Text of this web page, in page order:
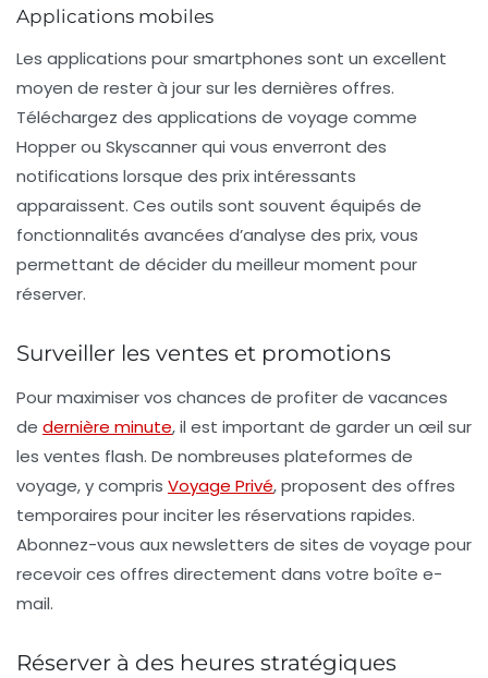
Applications mobiles
Les applications pour smartphones sont un excellent
moyen de rester à jour sur les dernières offres.
Téléchargez des applications de voyage comme
Hopperou Skyscannerqui vous enverront des
notifications lorsque des prix intéressants
apparaissent. Ces outils sont souvent équipés de
fonctionnalités avancées d’analyse des prix, vous
permettant de décider du meilleur moment pour
réserver.
Surveiller les ventes et promotions
Pour maximiser vos chances de profiter de vacances
de dernière minute, il est important de garder un œil sur
les ventes flash. De nombreuses plateformes de
voyage, y compris Voyage Privé, proposent des offres
temporaires pour inciter les réservations rapides.
Abonnez-vous aux newsletters de sites de voyage pour
recevoir ces offres directement dans votre boîte e-
mail.
Réserver à des heures stratégiques